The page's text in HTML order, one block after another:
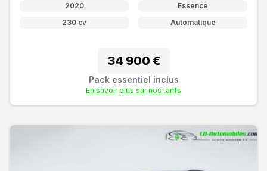
2020
Essence
230 cv
Automatique
34 900 €
Pack essentiel inclus
En savoir plus sur nos tarifs